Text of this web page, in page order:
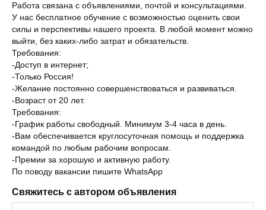
Работа связана с объявлениями, почтой и консультациями.
У нас бесплатное обучение с возможностью оценить свои
силы и перспективы нашего проекта. В любой момент можно
выйти, без каких-либо затрат и обязательств.
Требования:
-Доступ в интернет;
-Только Россия!
-Желание постоянно совершенствоваться и развиваться.
-Возраст от 20 лет.
Требования:
-График работы свободный. Минимум 3-4 часа в день.
-Вам обеспечивается круглосуточная помощь и поддержка
командой по любым рабочим вопросам.
-Премии за хорошую и активную работу.
По поводу вакансии пишите WhatsApp
Свяжитесь с автором объявления